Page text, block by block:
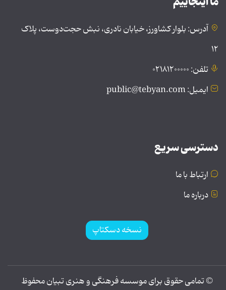
آدرس: بلوار کشاورز، خیابان نادری، نبش حجت‌دوست، پلاک
۱۲
تلفن: ۰۲۱۸۱۲۰۰۰۰۰
ایمیل: public@tebyan.com
دسترسی سریع
ارتباط با ما
درباره ما
نسخه دسکتاپ
© تمامی حقوق برای موسسه فرهنگی و هنری تبیان محفوظ